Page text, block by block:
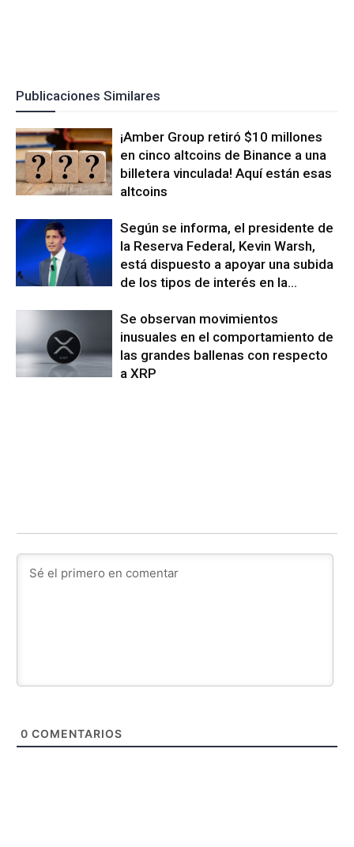
Publicaciones Similares
¡Amber Group retiró $10 millones
en cinco altcoins de Binance a una
billetera vinculada! Aquí están esas
altcoins
Según se informa, el presidente de
la Reserva Federal, Kevin Warsh,
está dispuesto a apoyar una subida
de los tipos de interés en la...
Se observan movimientos
inusuales en el comportamiento de
las grandes ballenas con respecto
a XRP
0 COMENTARIOS